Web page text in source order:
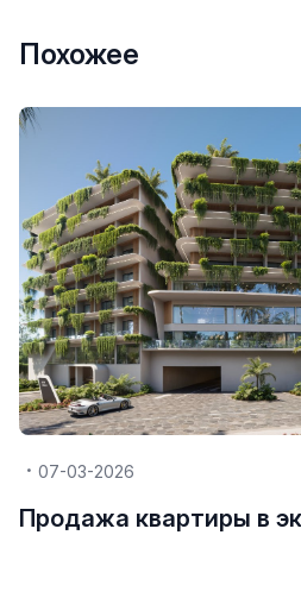
Похожее
07-03-2026
Продажа квартиры в